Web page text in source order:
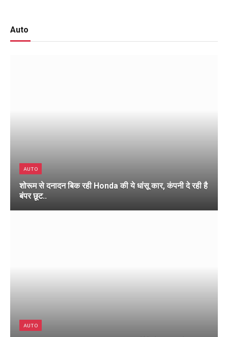
Auto
AUTO
शोरूम से दनादन बिक रही Honda की ये धांसू कार, कंपनी दे रही है
बंपर छूट..
AUTO